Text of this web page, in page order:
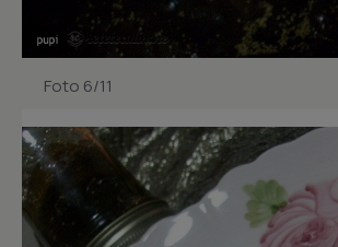
Foto 6/11